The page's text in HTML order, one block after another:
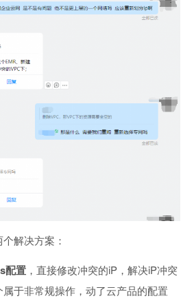
解决方案：
配置 ，直接修改冲突的iP，解决iP冲突
于非常规操作，动了云产品的配置